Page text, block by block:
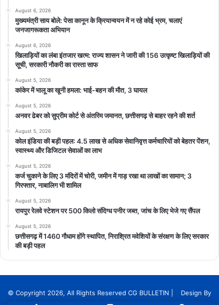
August 6, 2026
मुख्यमंत्री साय बोले: पेसा कानून के क्रियान्वयन में न रहे कोई भ्रम, चलाएं
जनजागरूकता अभियान
August 6, 2026
खिलाड़ियों का लंबा इंतजार खत्म: राज्य शासन ने जारी की 156 उत्कृष्ट खिलाड़ियों की
सूची, सरकारी नौकरी का रास्ता साफ
August 5, 2026
कांकेर में भालू का खूनी हमला: भाई-बहन की मौत, 3 घायल
August 5, 2026
अनवर ढेबर को सुप्रीम कोर्ट से अंतरिम जमानत, छत्तीसगढ़ से बाहर रहने की शर्त
August 5, 2026
कोल इंडिया की बड़ी पहल: 4.5 लाख से अधिक सेवानिवृत्त कर्मचारियों को बेहतर पेंशन,
स्वास्थ्य और डिजिटल सेवाओं का लाभ
August 5, 2026
कर्ज चुकाने के लिए 3 मंदिरों में चोरी, जमीन में गाड़ रखा था लाखों का सामान; 3
गिरफ्तार, नाबालिग भी शामिल
August 5, 2026
रायपुर रेलवे स्टेशन पर 500 किलो संदिग्ध पनीर जब्त, जांच के लिए भेजे गए सैंपल
August 5, 2026
छत्तीसगढ़ में 1460 गौधाम होंगे स्थापित, निराश्रित मवेशियों के संरक्षण के लिए सरकार
की बड़ी पहल
© Copyright 2026, All Rights Reserved CG BULLETIN | Design By